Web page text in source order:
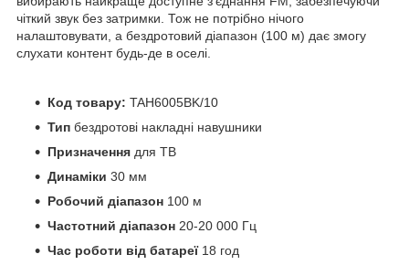
чіткий звук без затримки. Тож не потрібно нічого
налаштовувати, а бездротовий діапазон (100 м) дає змогу
слухати контент будь-де в оселі.
Код товару: TAH6005BK/10
Тип бездротові накладні навушники
Призначення для TВ
Динаміки 30 мм
Робочий діапазон 100 м
Частотний діапазон 20-20 000 Гц
Час роботи від батареї18 год